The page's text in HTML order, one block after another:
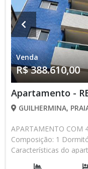
Venda
R$ 388.610,00
Apartamento -
GUILHERMINA,
APARTAMENTO COM
Composição: 1
Características do
Serviço,